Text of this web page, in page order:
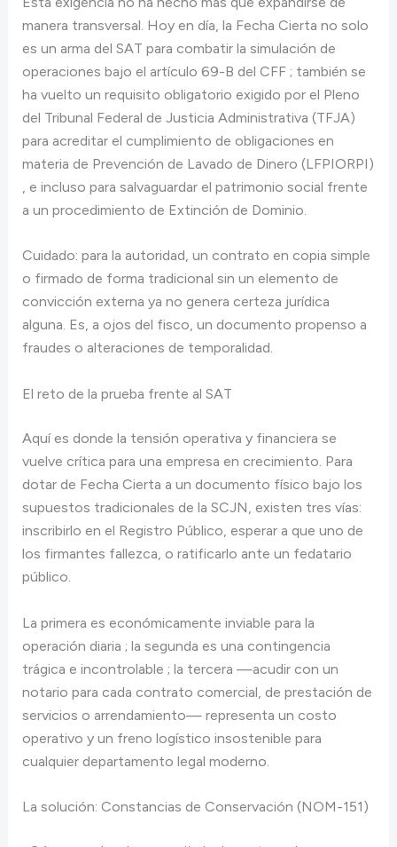
manera transversal. Hoy en día, la Fecha Cierta no solo
es un arma del SAT para combatir la simulación de
operaciones bajo el artículo 69-B del CFF ; también se
ha vuelto un requisito obligatorio exigido por el Pleno
del Tribunal Federal de Justicia Administrativa (TFJA)
para acreditar el cumplimiento de obligaciones en
materia de Prevención de Lavado de Dinero (LFPIORPI)
, e incluso para salvaguardar el patrimonio social frente
a un procedimiento de Extinción de Dominio.
Cuidado: para la autoridad, un contrato en copia simple
o firmado de forma tradicional sin un elemento de
convicción externa ya no genera certeza jurídica
alguna. Es, a ojos del fisco, un documento propenso a
fraudes o alteraciones de temporalidad.
El reto de la prueba frente al SAT
Aquí es donde la tensión operativa y financiera se
vuelve crítica para una empresa en crecimiento. Para
dotar de Fecha Cierta a un documento físico bajo los
supuestos tradicionales de la SCJN, existen tres vías:
inscribirlo en el Registro Público, esperar a que uno de
los firmantes fallezca, o ratificarlo ante un fedatario
público.
La primera es económicamente inviable para la
operación diaria ; la segunda es una contingencia
trágica e incontrolable ; la tercera —acudir con un
notario para cada contrato comercial, de prestación de
servicios o arrendamiento— representa un costo
operativo y un freno logístico insostenible para
cualquier departamento legal moderno.
La solución: Constancias de Conservación (NOM-151)